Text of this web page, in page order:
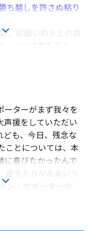
ち越しを許さぬ粘り
、前節いわきとの首
岐阜の粘り強い反撃
着はつかなかったも
で勝ち点2をもぎ取
ターがまず我々を
声援をしていただい
ども、今日、残念な
ことについては、本
に喜びたかったんで
ン・サポーターの